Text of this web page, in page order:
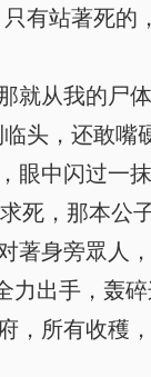
有站著死的
从我的尸体
头，还敢嘴
眼中闪过一
死，那本公
著身旁眾人
力出手，轰碎
所有收穫，